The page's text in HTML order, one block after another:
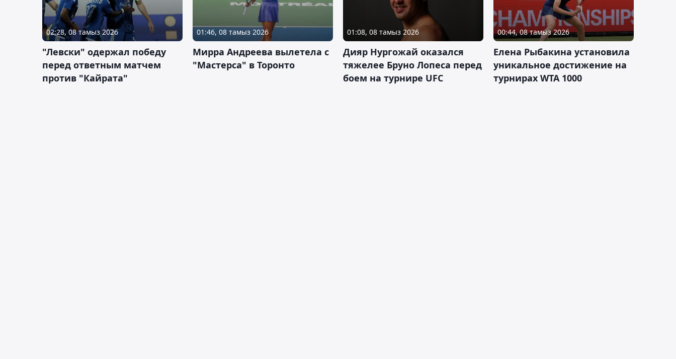
02:28, 08 тамыз 2026
"Левски" одержал победу
перед ответным матчем
против "Кайрата"
01:46, 08 тамыз 2026
Мирра Андреева вылетела с
"Мастерса" в Торонто
01:08, 08 тамыз 2026
Дияр Нургожай оказался
тяжелее Бруно Лопеса перед
боем на турнире UFC
00:44, 08 тамыз 2026
Елена Рыбакина установила
уникальное достижение на
турнирах WTA 1000